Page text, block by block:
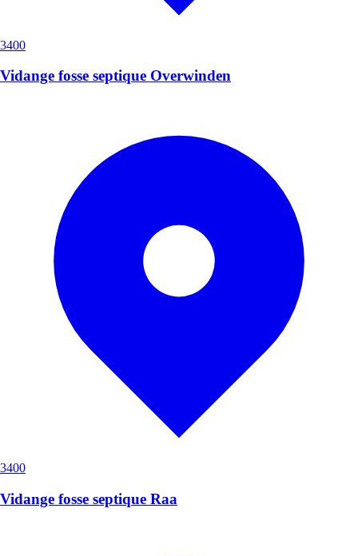
3400
Vidange fosse septique Overwinden
3400
Vidange fosse septique Raa